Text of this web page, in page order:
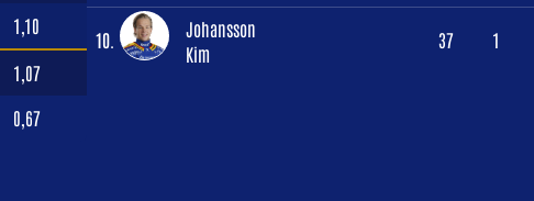
1,10
1,07
0,67
10.
Johansson
Kim
37 1